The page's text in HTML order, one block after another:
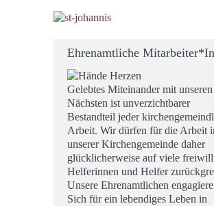
Ehrenamtliche
Gelebtes Miteinander mit unseren
Nächsten ist unverzichtbarer
Bestandteil jeder
Arbeit. Wir dürfen für die Arbeit
unserer Kirchengemeinde daher
glücklicherweise auf viele
Helferinnen und Helfer
Unsere Ehrenamtlichen
Sich für ein lebendiges Leben in